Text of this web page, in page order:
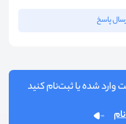
پاسخ
وارد شده یا ثبت‌نام کنید